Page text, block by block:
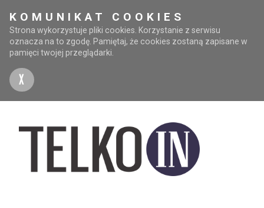
KOMUNIKAT COOKIES
Strona wykorzystuje pliki cookies. Korzystanie z serwisu
oznacza na to zgodę. Pamiętaj, że cookies zostaną zapisane w
pamięci twojej przeglądarki.
X